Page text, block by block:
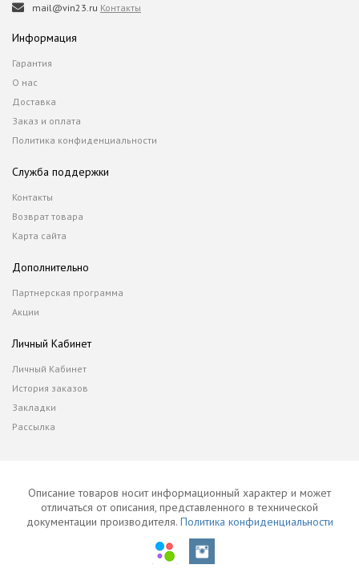
mail@vin23.ru Контакты
Информация
Гарантия
О нас
Доставка
Заказ и оплата
Политика конфиденциальности
Служба поддержки
Контакты
Возврат товара
Карта сайта
Дополнительно
Партнерская программа
Акции
Личный Кабинет
Личный Кабинет
История заказов
Закладки
Рассылка
Описание товаров носит информационный характер и может
отличаться от описания, представленного в технической
документации производителя. Политика конфиденциальности